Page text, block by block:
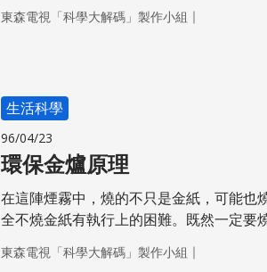
處散落，甚至還會把人從座位上拋起。除
東森電視「科學大解碼」製作小組 ｜
生活科學
96/04/23
環保金爐原理
在這陣煙霧中，燒的不只是金紙，可能也
全不燒金紙有執行上的困難。既然一定要
燃燒的原理，將空氣污染物的排放降至最低
東森電視「科學大解碼」製作小組 ｜